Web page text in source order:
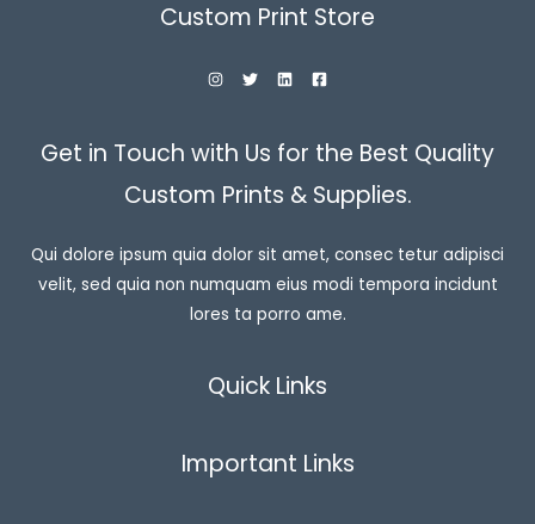
Custom Print Store
Get in Touch with Us for the Best Quality
Custom Prints & Supplies.
Qui dolore ipsum quia dolor sit amet, consec tetur adipisci
velit, sed quia non numquam eius modi tempora incidunt
lores ta porro ame.
Quick Links
Important Links